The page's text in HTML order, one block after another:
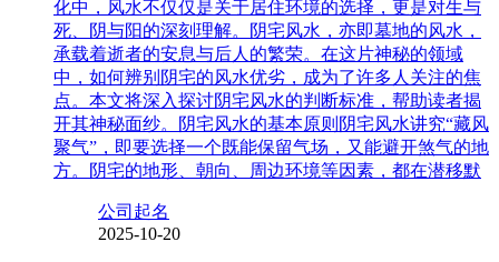
化中，风水不仅仅是关于居住环境的选择，更是对生与
死、阴与阳的深刻理解。阴宅风水，亦即墓地的风水，
承载着逝者的安息与后人的繁荣。在这片神秘的领域
中，如何辨别阴宅的风水优劣，成为了许多人关注的焦
点。本文将深入探讨阴宅风水的判断标准，帮助读者揭
开其神秘面纱。阴宅风水的基本原则阴宅风水讲究“藏风
聚气”，即要选择一个既能保留气场，又能避开煞气的地
方。阴宅的地形、朝向、周边环境等因素，都在潜移默
公司起名
2025-10-20